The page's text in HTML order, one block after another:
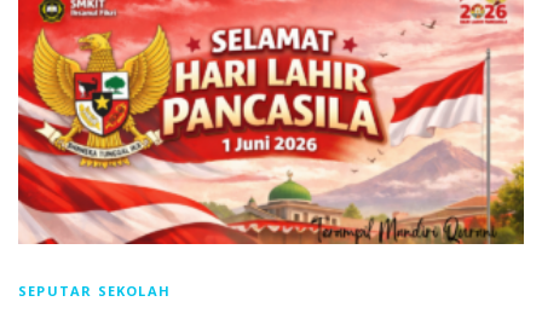
SEPUTAR SEKOLAH